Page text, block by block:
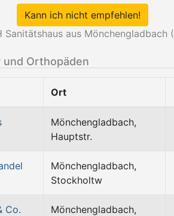
Kann ich nicht empfehlen!
Sanitätshaus aus Mönchengladbach (
Orthopäden
Ort
Mönchengladbach,
Hauptstr.
Mönchengladbach,
Stockholtw
Co.
Mönchengladbach,